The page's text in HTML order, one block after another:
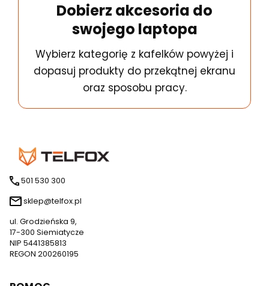
Dobierz akcesoria do
swojego laptopa
Wybierz kategorię z kafelków powyżej i
dopasuj produkty do przekątnej ekranu
oraz sposobu pracy.
501 530 300
sklep@telfox.pl
ul. Grodzieńska 9,
17-300 Siemiatycze
NIP 5441385813
REGON 200260195